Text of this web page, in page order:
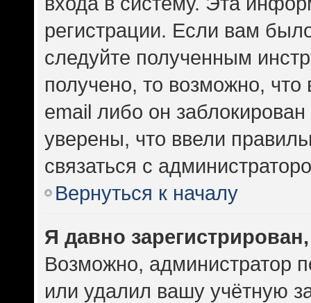
регистрации. Если вам
следуйте полученным
получено, то возможно,
email либо он
уверены, что ввели
связаться с
Вернуться к началу
Я давно
Возможно, администратор
или удалил вашу учётную